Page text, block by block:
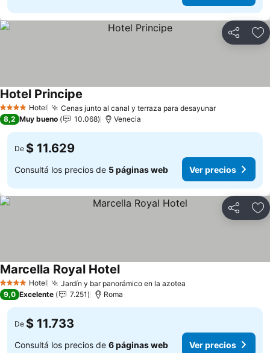
Compartir
4 EstrellasHotel Cenas junto al canal y terraza para desayunarVer precios
Hotel Principe
8,2 Muy bueno 10.068 Venecia
De $ 11.629
Consultá los precios de 5 páginas web Ver precios
Compartir
4 EstrellasHotel Jardín y bar panorámico en la azotea
Marcella Royal HotelVer precios
9,0 Excelente 7.251 Roma
De $ 11.733
Consultá los precios de 6 páginas web Ver precios